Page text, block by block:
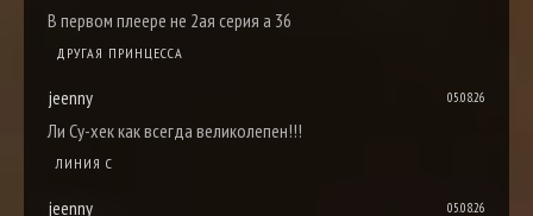
В первом плеере не 2ая серия а 36
ДРУГАЯ ПРИНЦЕССА
jeenny 05.08.26
Ли Су-хек как всегда великолепен!!!
ЛИНИЯ С
jeenny 05.08.26